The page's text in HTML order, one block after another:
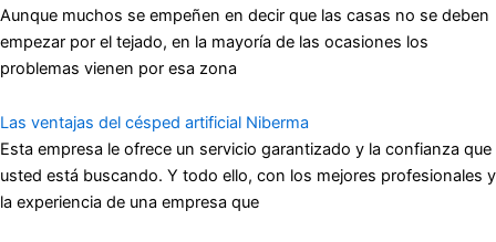
Aunque muchos se empeñen en decir que las casas no se deben
empezar por el tejado, en la mayoría de las ocasiones los
problemas vienen por esa zona
Las ventajas del césped artificial Niberma
Esta empresa le ofrece un servicio garantizado y la confianza que
usted está buscando. Y todo ello, con los mejores profesionales y
la experiencia de una empresa que